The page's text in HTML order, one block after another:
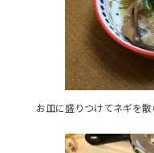
お皿に盛りつけてネギを散